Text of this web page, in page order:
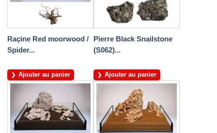
Raçine Red moorwood /
Spider...
Ajouter au panier
Pierre Black Snailstone
(S062)...
Ajouter au panier